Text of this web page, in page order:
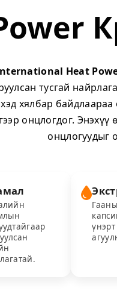
Heat
тусгай
хялбар
онцлогдог. Энэхүү
онцлогуудыг